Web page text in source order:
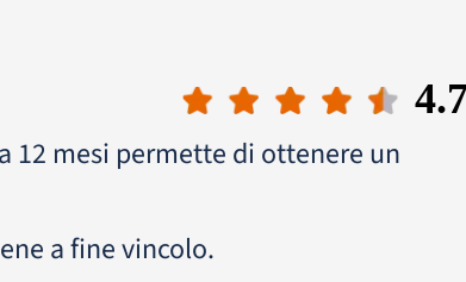
12 mesi permette di ottenere un
a fine vincolo.